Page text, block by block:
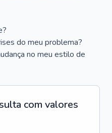
do meu problema?
no meu estilo de
com valores